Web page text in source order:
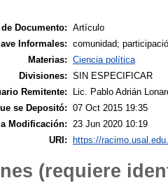
Documento: Artículo
Informales: comunidad;
Materias: Ciencia política
Divisiones: SIN ESPECIFICAR
Remitente:
Lic. Pablo Adrián
se Depositó: 07 Oct 2015 19:35
Modificación:
23 Jun 2020 10:19
URI:
https://
(requiere